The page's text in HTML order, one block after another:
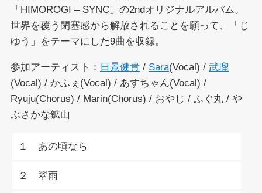
「HIMOROGI – SYNC」の2ndオリジナルアルバム。
世界を覆う閉塞感から解放されることを願って、「じ
ゆう」をテーマにした9曲を収録。
参加アーティスト： 日景健貴/ Sara(Vocal) / 武瑠
(Vocal) / かふぇ(Vocal) / あすちゃん(Vocal) /
Ryuju(Chorus) / Marin(Chorus) / おやじ / ふぐ丸 / や
ぶさかな鉱山
１ あの頃なら
２ 翠雨